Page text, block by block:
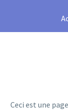
Ceci est une